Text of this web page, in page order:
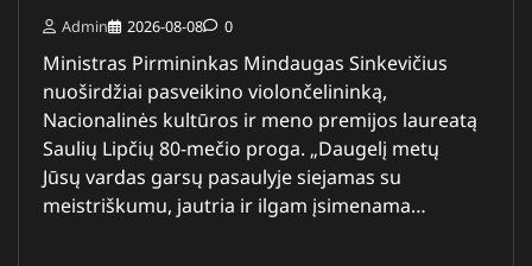
Admin 2026-08-08 0
Ministras Pirmininkas Mindaugas Sinkevičius
nuoširdžiai pasveikino violončelininką,
Nacionalinės kultūros ir meno premijos laureatą
Saulių Lipčių 80-mečio proga. „Daugelį metų
Jūsų vardas garsų pasaulyje siejamas su
meistriškumu, jautria ir ilgam įsimenama…